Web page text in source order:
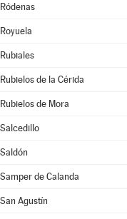
Ródenas
Royuela
Rubiales
Rubielos de la Cérida
Rubielos de Mora
Salcedillo
Saldón
Samper de Calanda
San Agustín